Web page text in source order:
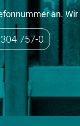
an.
757-0